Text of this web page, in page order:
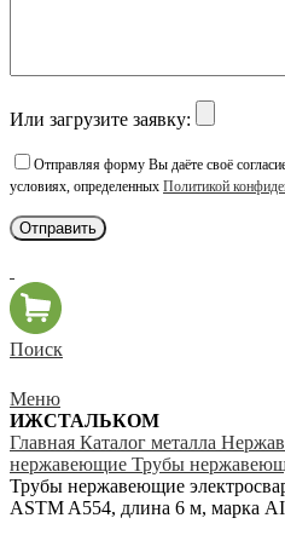
Или загрузите заявку:
Отправляя форму Вы даёте своё
условиях, определенных Политикой
Поиск
Меню
ИЖСТАЛЬКОМ
Главная Каталог металла
нержавеющие Трубы
Трубы нержавеющие
ASTM A554, длина 6 м, марка